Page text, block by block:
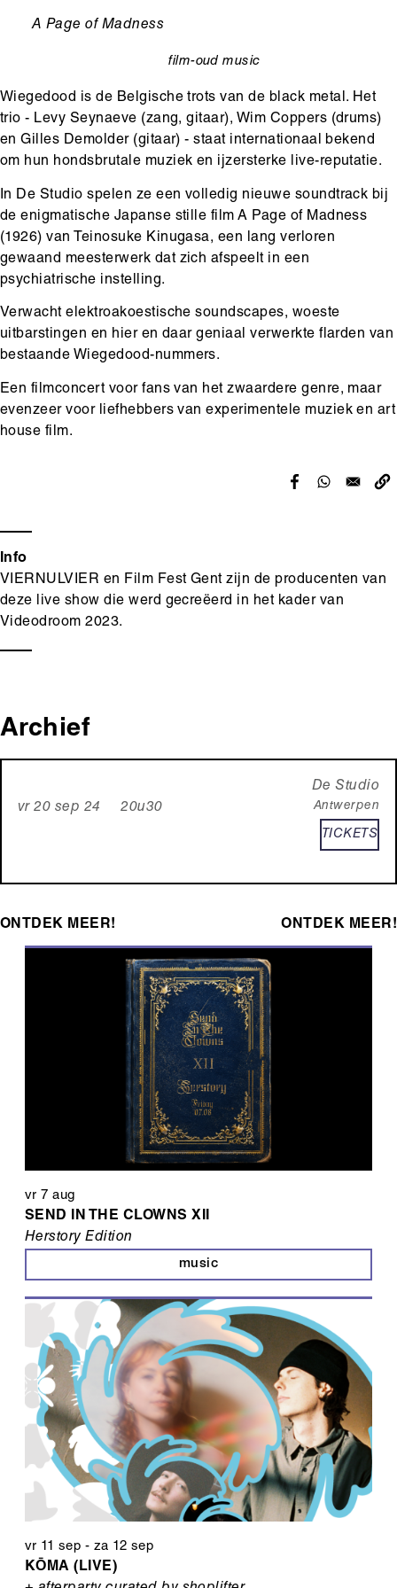
Ondertitel
A Page of Madness
film-oud music
Wiegedood is de Belgische trots van de black metal. Het
trio - Levy Seynaeve (zang, gitaar), Wim Coppers (drums)
en Gilles Demolder (gitaar) - staat internationaal bekend
om hun hondsbrutale muziek en ijzersterke live-reputatie.
In De Studio spelen ze een volledig nieuwe soundtrack bij
de enigmatische Japanse stille film A Page of Madness
(1926) van Teinosuke Kinugasa, een lang verloren
gewaand meesterwerk dat zich afspeelt in een
psychiatrische instelling.
Verwacht elektroakoestische soundscapes, woeste
uitbarstingen en hier en daar geniaal verwerkte flarden van
bestaande Wiegedood-nummers.
Een filmconcert voor fans van het zwaardere genre, maar
evenzeer voor liefhebbers van experimentele muziek en art
house film.
Info
VIERNULVIER en Film Fest Gent zijn de producenten van
deze live show die werd gecreëerd in het kader van
Videodroom 2023.
Archief
vr 20 sep 24 20u30
De Studio
Antwerpen
TICKETS
ONTDEK MEER! ONTDEK MEER!
vr 7 aug
SEND IN THE CLOWNS XII
Herstory Edition
music
vr 11 sep - za 12 sep
KŌMA (LIVE)